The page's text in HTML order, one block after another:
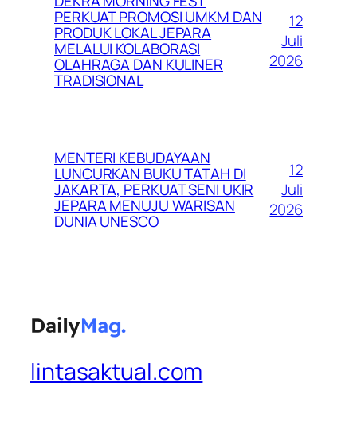
PERKUAT PROMOSI UMKM DAN
PRODUK LOKAL JEPARA
MELALUI KOLABORASI
OLAHRAGA DAN KULINER
TRADISIONAL
12
Juli
2026
MENTERI KEBUDAYAAN
LUNCURKAN BUKU TATAH DI
JAKARTA, PERKUAT SENI UKIR
JEPARA MENUJU WARISAN
DUNIA UNESCO
12
Juli
2026
lintasaktual.com